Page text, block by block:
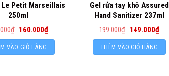
Le Petit Marseillais
250ml
₫ 160.000₫
VÀO GIỎ HÀNG
Gel rửa tay khô Assured
Hand Sanitizer 237ml
199.000₫ 149.000₫
THÊM VÀO GIỎ HÀNG